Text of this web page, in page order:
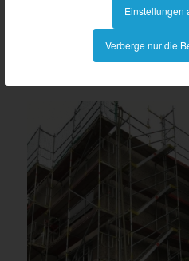
Einstellungen
Verberge nur die
Ungezählte Ein- und
Dziuba-Dämmtechnik